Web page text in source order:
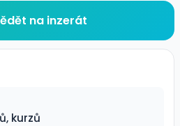
na inzerát
kurzů